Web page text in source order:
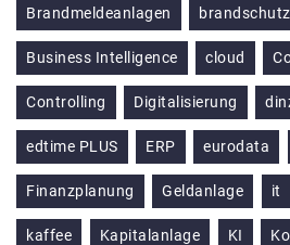
Brandmeldeanlagen brandschutz
Business Intelligence cloud
Controlling Digitalisierung
edtime PLUS ERP eurodata
Finanzplanung Geldanlage it
kaffee Kapitalanlage KI